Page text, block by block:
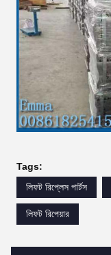
Tags:
লিফট রিপ্লেস পার্টস
লিফট রিপেয়ার